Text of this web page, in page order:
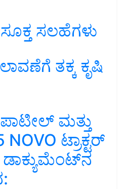
ಸಲಹೆಗಳು
ತಕ್ಕ ಕೃಷಿ
ಮತ್ತು
ಟ್ರಾಕ್ಟರ್